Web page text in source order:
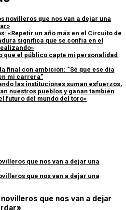
novilleros que nos van a dejar una
«Repetir un año más en el Circuito de
significa que se confía en el
que el público capte mi personalidad
final con ambición: “Sé que ese día
mi carrera”
las instituciones suman esfuerzos,
nuestros pueblos y ganan también
futuro del mundo del toro»
que nos van a dejar